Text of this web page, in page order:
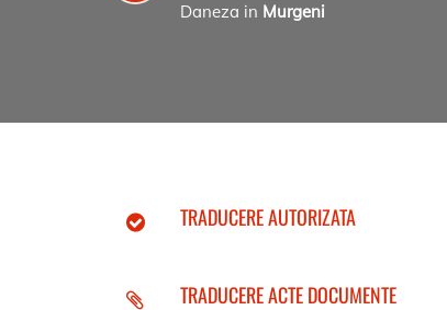
Daneza in Murgeni
TRADUCERE AUTORIZATA
TRADUCERE ACTE DOCUMENTE